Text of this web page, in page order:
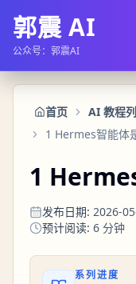
郭震 AI
公众号：郭震AI
首页 AI 教程
1 Hermes智能体
1
发布日期: 2026-
预计阅读: 6 分钟
系列进度